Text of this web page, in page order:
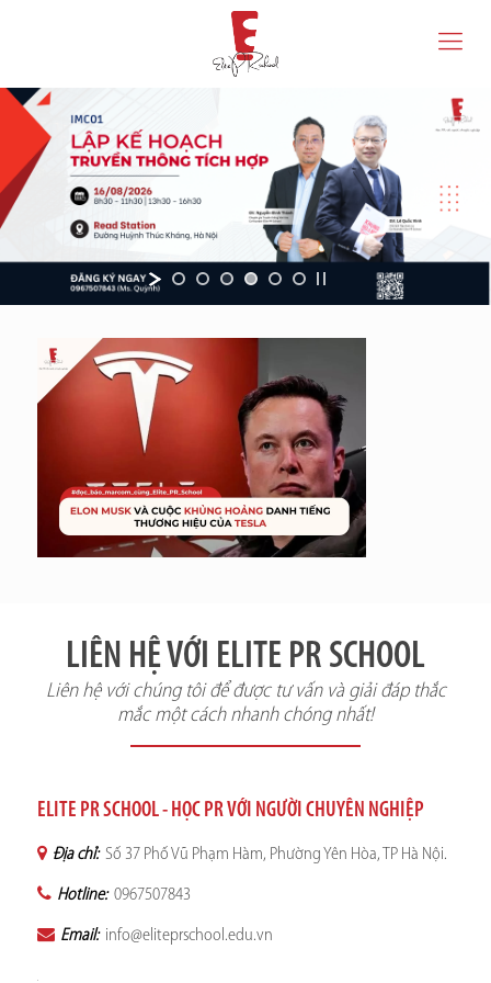
LIÊN HỆ VỚI ELITE PR SCHOOL
Liên hệ với chúng tôi để được tư vấn và giải đáp thắc
mắc một cách nhanh chóng nhất!
ELITE PR SCHOOL - HỌC PR VỚI NGƯỜI CHUYÊN NGHIỆP
Địa chỉ: Số 37 Phố Vũ Phạm Hàm, Phường Yên Hòa, TP Hà Nội.
Hotline: 0967507843
Email: info@eliteprschool.edu.vn